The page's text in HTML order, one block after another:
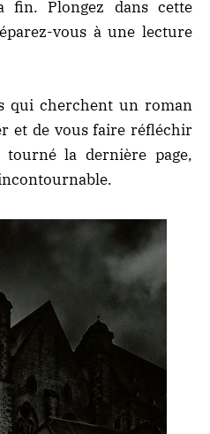
Plongez dans cette
vous à une lecture
qui cherchent un roman
et de vous faire réfléchir
tourné la dernière page,